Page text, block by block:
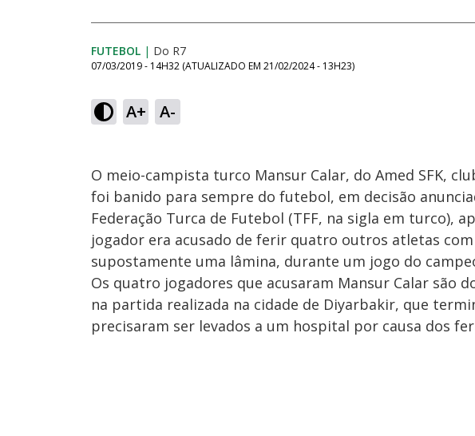
FUTEBOL | Do R7
07/03/2019 - 14H32 (ATUALIZADO EM 21/02/2024 - 13H23)
A+ A-
O meio-campista turco Mansur Calar, do Amed SFK,
foi banido para sempre do futebol, em decisão
Federação Turca de Futebol (TFF, na sigla em turco),
jogador era acusado de ferir quatro outros atletas
supostamente uma lâmina, durante um jogo do
Os quatro jogadores que acusaram Mansur Calar são
na partida realizada na cidade de Diyarbakir, que
precisaram ser levados a um hospital por causa dos